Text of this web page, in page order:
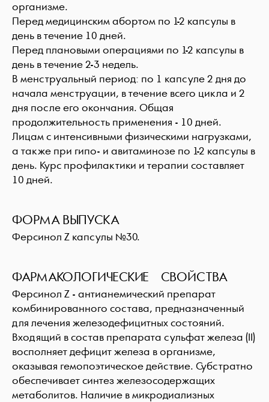
организме.
Перед медицинским абортом по 1-2 капсулы в
день в течение 10 дней.
Перед плановыми операциями по 1-2 капсулы в
день в течение 2-3 недель.
В менструальный период: по 1 капсуле 2 дня до
начала менструации, в течение всего цикла и 2
дня после его окончания. Общая
продолжительность применения - 10 дней.
Лицам с интенсивными физическими нагрузками,
а также при гипо- и авитаминозе по 1-2 капсулы в
день. Курс профилактики и терапии составляет
10 дней.
ФОРМА ВЫПУСКА
Ферсинол Z капсулы №30.
ФАРМАКОЛОГИЧЕСКИЕ СВОЙСТВА
Ферсинол Z - антианемический препарат
комбинированного состава, предназначенный
для лечения железодефицитных состояний.
Входящий в состав препарата сульфат железа (II)
восполняет дефицит железа в организме,
оказывая гемопоэтическое действие. Субстратно
обеспечивает синтез железосодержащих
метаболитов. Наличие в микродиализных